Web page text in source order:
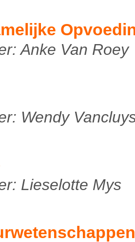
Anke Van Roey
Wendy
Lieselotte Mys